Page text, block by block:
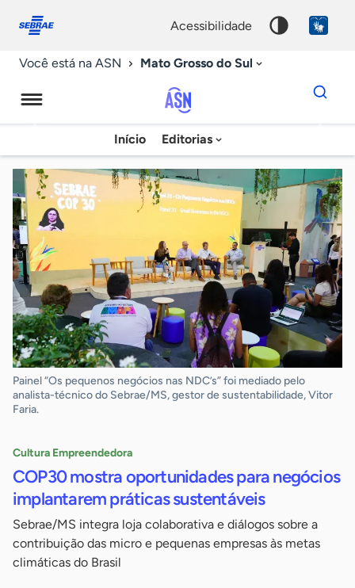
conosco
acessibilidade
Você está na ASN Mato Grosso do Sul
Agência
Sebrae
de
Notícias
Início Editorias
Dados
para
chave
Painel “Os pequenos negócios nas NDC’s” foi mediado pelo
analista-técnico do Sebrae/MS, gestor de sustentabilidade, Vitor
Faria.
Cultura Empreendedora
COP30 mostra oportunidades para negócios
implantarem práticas sustentáveis
Sebrae/MS integra loja colaborativa e diálogos sobre a
contribuição das micro e pequenas empresas às metas
climáticas do Brasil